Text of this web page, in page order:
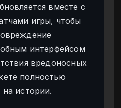
вместе с
игры, чтобы
интерфейсом
вредоносных
полностью
на истории.